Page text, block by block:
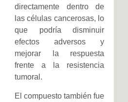
directamente dentro de
las células cancerosas, lo
que podría disminuir
efectos adversos y
mejorar la respuesta
frente a la resistencia
tumoral.
El compuesto también fue